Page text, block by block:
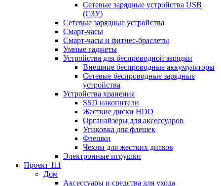
Сетевые зарядные устройства USB
(СЗУ)
Сетевые зарядные устройства
Смарт-часы
Смарт-часы и фитнес-браслеты
Умные гаджеты
Устройства для беспроводной зарядки
Внешние беспроводные аккумуляторы
Сетевые беспроводные зарядные
устройства
Устройства хранения
SSD накопители
Жесткие диски HDD
Органайзеры для аксессуаров
Упаковка для флешек
Флешки
Чехлы для жестких дисков
Электронные игрушки
Проект 111
Дом
Аксессуары и средства для ухода